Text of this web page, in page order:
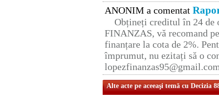
ANONIM a comentat
Obțineți creditul în 24 de
FINANZAS, vă recomand
finanțare la cota de 2%.
împrumut, nu ezitați să o
Alte acte pe aceeaşi temă cu Decizia